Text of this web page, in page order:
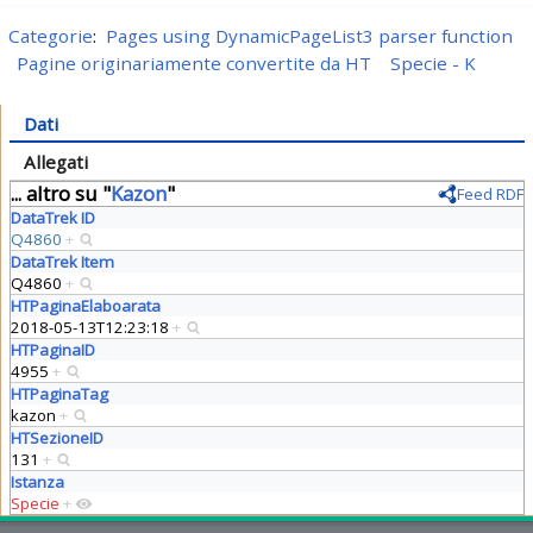
Categorie: Pages using DynamicPageList3 parser function
Pagine originariamente convertite da HT
Specie - K
Dati
Allegati
... altro su "Kazon"
Feed RDF
DataTrek ID
Q4860 +
DataTrek Item
Q4860 +
HTPaginaElaboarata
2018-05-13T12:23:18 +
HTPaginaID
4955 +
HTPaginaTag
kazon +
HTSezioneID
131 +
Istanza
Specie +